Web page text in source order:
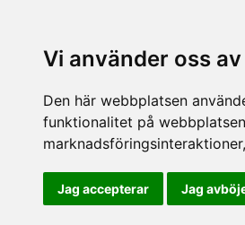
Vi använder oss
Den här webbplatsen
funktionalitet på webbplatsen
marknadsföringsinteraktioner,
Jag accepterar Jag